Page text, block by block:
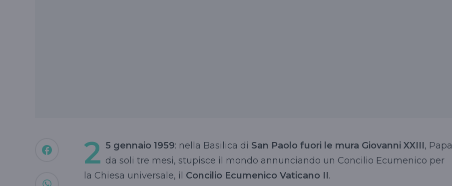
2 5 gennaio 1959: nella Basilica di San Paolo fuori le mura Giovanni XXIII, Papa
da soli tre mesi, stupisce il mondo annunciando un Concilio Ecumenico per
la Chiesa universale, il Concilio Ecumenico Vaticano II.